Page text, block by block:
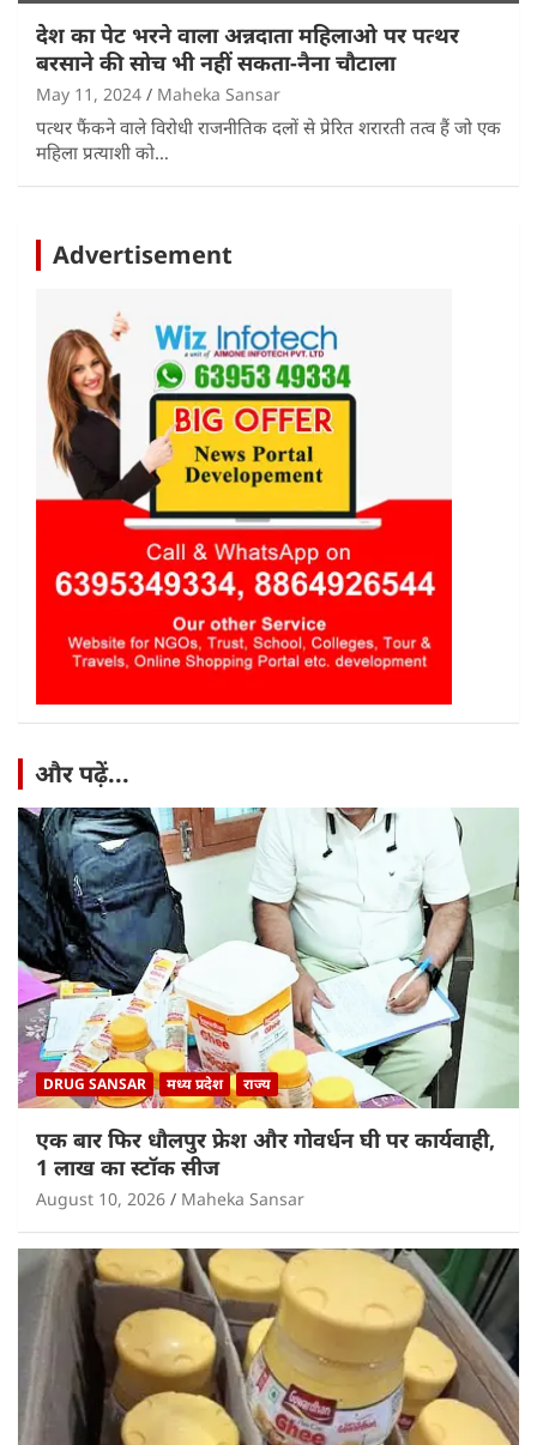
देश का पेट भरने वाला अन्नदाता महिलाओ पर पत्थर
बरसाने की सोच भी नहीं सकता-नैना चौटाला
May 11, 2024 Maheka Sansar
पत्थर फैंकने वाले विरोधी राजनीतिक दलों से प्रेरित शरारती तत्व हैं जो एक
महिला प्रत्याशी को…
Advertisement
और पढ़ें...
DRUG SANSAR मध्य प्रदेश राज्य
एक बार फिर धौलपुर फ्रेश और गोवर्धन घी पर कार्यवाही,
1 लाख का स्टॉक सीज
August 10, 2026 Maheka Sansar